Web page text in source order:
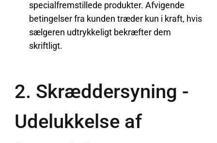
specialfremstillede produkter. Afvigende
betingelser fra kunden træder kun i kraft, hvis
sælgeren udtrykkeligt bekræfter dem
skriftligt.
2. Skræddersyning -
Udelukkelse af